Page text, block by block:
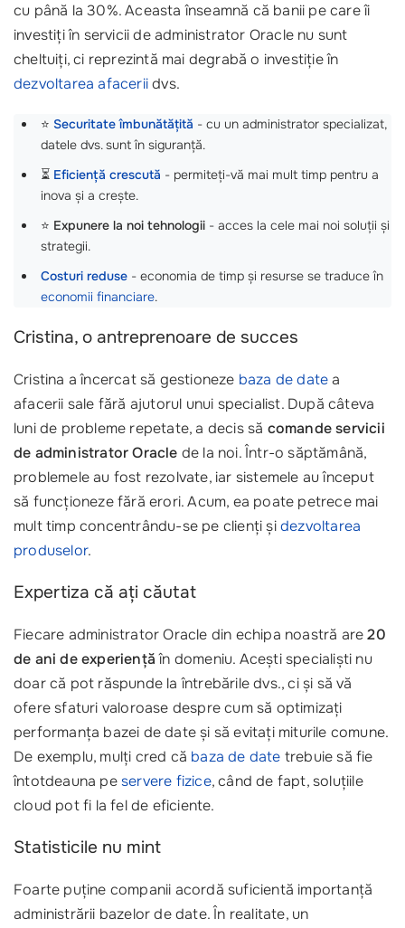
cu până la 30%. Aceasta înseamnă că banii pe care îi
investiți în servicii de administrator Oracle nu sunt
cheltuiți, ci reprezintă mai degrabă o investiție în
dezvoltarea afaceriidvs.
⭐️ Securitate îmbunătățită - cu un administrator specializat,
datele dvs. sunt în siguranță.
⏳ Eficiență crescută - permiteți-vă mai mult timp pentru a
inova și a crește.
⭐ Expunere la noi tehnologii - acces la cele mai noi soluții și
strategii.
Costuri reduse - economia de timp și resurse se traduce în
economii financiare.
Cristina, o antreprenoare de succes
Cristina a încercat să gestioneze baza de datea
afacerii sale fără ajutorul unui specialist. După câteva
luni de probleme repetate, a decis să comande servicii
de administrator Oracle de la noi. Într-o săptămână,
problemele au fost rezolvate, iar sistemele au început
să funcționeze fără erori. Acum, ea poate petrece mai
mult timp concentrându-se pe clienți șidezvoltarea
produselor.
Expertiza că ați căutat
Fiecare administrator Oracle din echipa noastră are20
de ani de experiențăîn domeniu. Acești specialiști nu
doar că pot răspunde la întrebările dvs., ci și să vă
ofere sfaturi valoroase despre cum să optimizați
performanța bazei de date și să evitați miturile comune.
De exemplu, mulți cred că baza de date trebuie să fie
întotdeauna peservere fizice, când de fapt, soluțiile
cloud pot fi la fel de eficiente.
Statisticile nu mint
Foarte puține companii acordă suficientă importanță
administrării bazelor de date. În realitate, un